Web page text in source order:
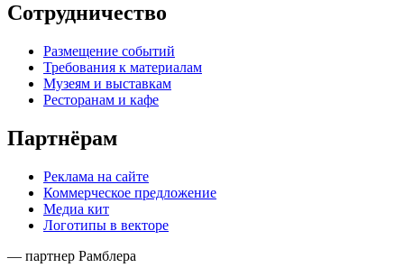
Сотрудничество
Размещение событий
Требования к материалам
Музеям и выставкам
Ресторанам и кафе
Партнёрам
Реклама на сайте
Коммерческое предложение
Медиа кит
Логотипы в векторе
— партнер Рамблера